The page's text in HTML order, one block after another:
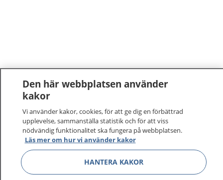
Den här webbplatsen använder
kakor
Vi använder kakor, cookies, för att ge dig en förbättrad
upplevelse, sammanställa statistik och för att viss
nödvändig funktionalitet ska fungera på webbplatsen.
Läs mer om hur vi använder kakor
HANTERA KAKOR